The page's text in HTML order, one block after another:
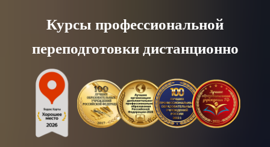
content
Курсы профессиональной
переподготовки дистанционно